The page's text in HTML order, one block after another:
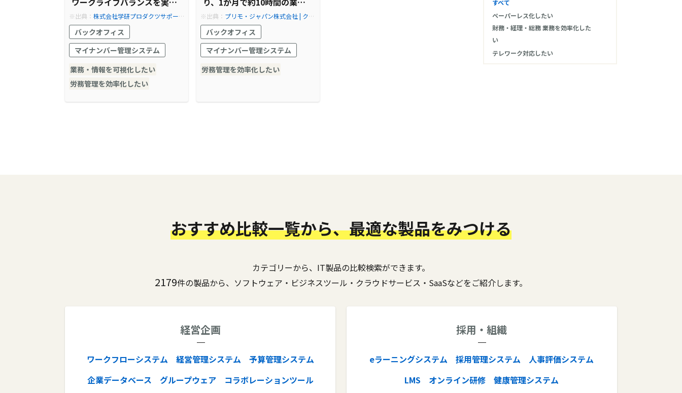
17社のグループ人事システム
を「ProActive E²」で構築
※出典： 株式会社学研プロダクツサポー
ト | クラウドERP ProActive－SCSK
バックオフィス
マイナンバー管理システム
業務・情報を可視化したい
労務管理を効率化したい
効率化とシステムのTCO低減
を実現
※出典： プリモ・ジャパン株式会社 | クラ
ウドERP ProActive－SCSK
バックオフィス
マイナンバー管理システム
労務管理を効率化したい
すべて
ペーパーレス化したい
財務・経理・総務 業務を効率化した
い
テレワーク対応したい
おすすめ比較一覧から、最適な製品をみつける
カテゴリーから、IT製品の比較検索ができます。
2179件の製品から、ソフトウェア・ビジネスツール・クラウドサービス・SaaSなどをご紹介します。
経営企画
ワークフローシステム 経営管理システム
予算管理システム
企業データベース
グループウェア
コラボレーションツール
採用・組織
eラーニングシステム 採用管理システム
人事評価システム
LMS
オンライン研修
健康管理システム